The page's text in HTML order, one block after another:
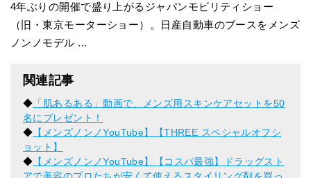
4年ぶりの開催で盛り上がるジャパンモビリティショー
（旧・東京モーターショー）。日産自動車のブースをメンズ
ノンノモデル ...
関連記事
◆ 「肌あるある」動画で、メンズ用スキンケアセットを50
名にプレゼント！
◆ 【メンズノンノYouTube】【THREE スペシャルオフシ
ョット】
◆ 【メンズノンノYouTube】【コスパ最強】ドラッグスト